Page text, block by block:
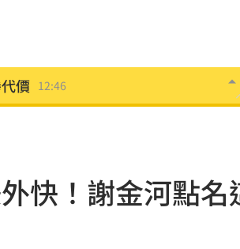
價 12:46
12:29
運
快！謝金河點名